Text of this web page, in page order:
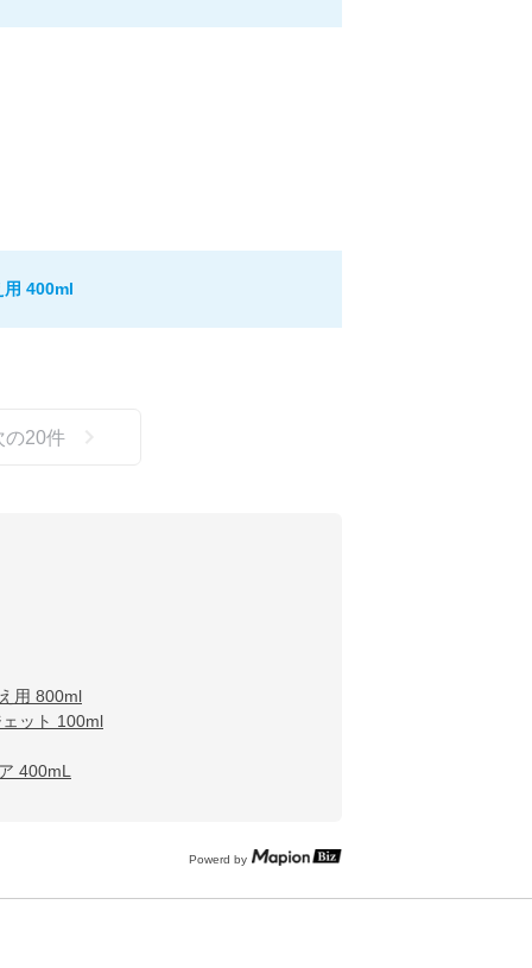
用 400ml
の20件
用 800ml
ット 100ml
400mL
Powerd by